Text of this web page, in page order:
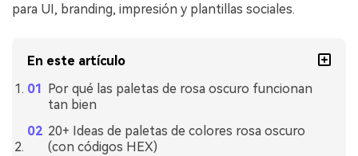
para UI, branding, impresión y plantillas sociales.
En este artículo
Por qué las paletas de rosa oscuro funcionan
tan bien
20+ Ideas de paletas de colores rosa oscuro
(con códigos HEX)